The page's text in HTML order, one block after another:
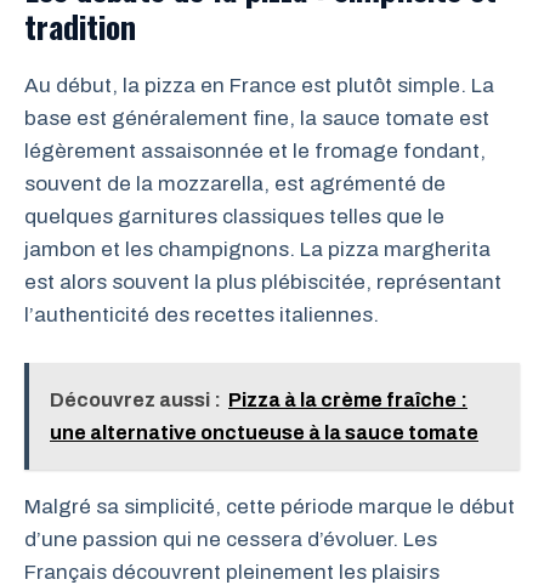
tradition
Au début, la pizza en France est plutôt simple. La
base est généralement fine, la sauce tomate est
légèrement assaisonnée et le fromage fondant,
souvent de la mozzarella, est agrémenté de
quelques garnitures classiques telles que le
jambon et les champignons. La pizza margherita
est alors souvent la plus plébiscitée, représentant
l’authenticité des recettes italiennes.
Découvrez aussi : Pizza à la crème fraîche :
une alternative onctueuse à la sauce tomate
Malgré sa simplicité, cette période marque le début
d’une passion qui ne cessera d’évoluer. Les
Français découvrent pleinement les plaisirs